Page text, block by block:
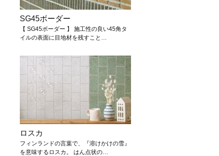
SG45ボーダー
【 SG45ボーダー 】 施工性の良い45角タ
イルの表面に目地材を残すこと…
ロスカ
フィンランドの言葉で、『溶けかけの雪』
を意味するロスカ。 はん点状の…